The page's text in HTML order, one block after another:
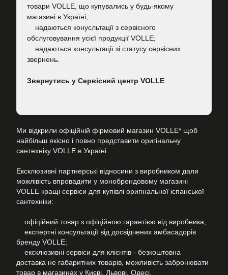
товари VOLLE, що купувались у будь-якому
магазині в Україні;
надаються конусльтації з сервісного
обслуговування усієї продукції VOLLE;
надаються консультації зі статусу сервісних
звернень.
Звернутись у Сервісний центр VOLLE
Ми відкрили офіційній фірмовий магазин VOLLE* щоб
найбільш якісно і повно представити оригінальну
сантехніку VOLLE в Україні.
Ексклюзивні партнерські відносини з виробником дали
можлівість впровадити у монобрендовому магазині
VOLLE кращі сервіси для купівлі оригінальної іспанської
сантехніки:
офіційний товар з офіційною гарантією від виробника;
експертні консультації від досвідчених амбасадорів
бренду VOLLE;
ексклюзивні сервіси для клієнтів - безкоштовна
доставка не габаритних товарів, можливість забронювати
товар в магазинах у Києві, Львові, Одесі.